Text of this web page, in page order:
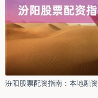
汾阳股票配资指南：本地融